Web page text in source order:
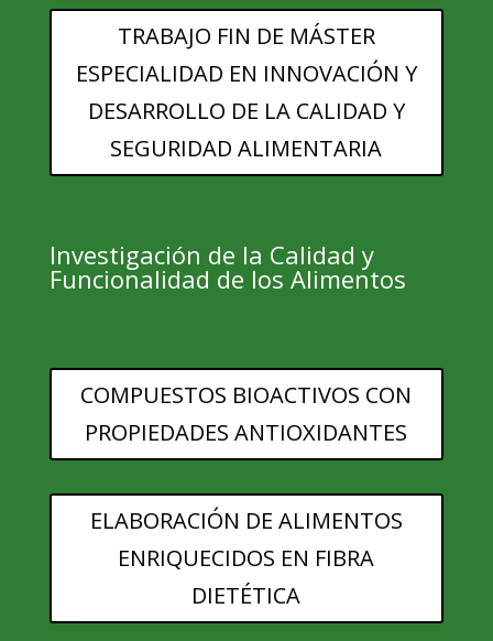
TRABAJO FIN DE MÁSTER
ESPECIALIDAD EN INNOVACIÓN Y
DESARROLLO DE LA CALIDAD Y
SEGURIDAD ALIMENTARIA
Investigación de la Calidad y
Funcionalidad de los Alimentos
COMPUESTOS BIOACTIVOS CON
PROPIEDADES ANTIOXIDANTES
ELABORACIÓN DE ALIMENTOS
ENRIQUECIDOS EN FIBRA
DIETÉTICA